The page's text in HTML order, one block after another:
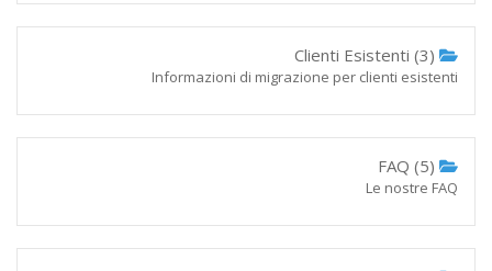
Informazioni di migrazione per clienti esistenti
Le nostre FAQ